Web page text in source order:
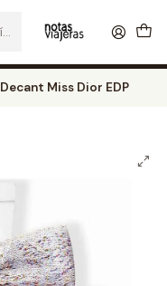
Decant Miss Dior EDP